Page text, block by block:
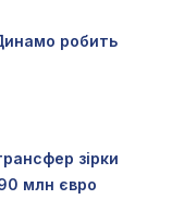
робить
зірки
млн євро